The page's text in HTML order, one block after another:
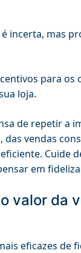
incerta, mas
para os
loja.
de repetir a
vendas
Cuide
em
valor da
eficazes de